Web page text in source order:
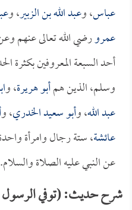
عباس، وعبد الله بن الزبير، و
عمرورضي الله تعالى عنهم
أحد السبعة المعروفين بكثرة
وسلم، الذين همأبو هريرة، و
عبد الله، وأبو سعيد الخدري، و
عائشة، ستة رجال وامرأة
عن النبي عليه الصلاة والسلام.
شرح حديث: (توفي